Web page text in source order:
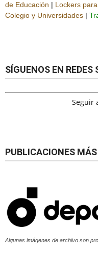
de Educación | Lockers
Colegio y Universidades |
SÍGUENOS EN REDES
Seguir
PUBLICACIONES
Algunas imágenes de archivo son